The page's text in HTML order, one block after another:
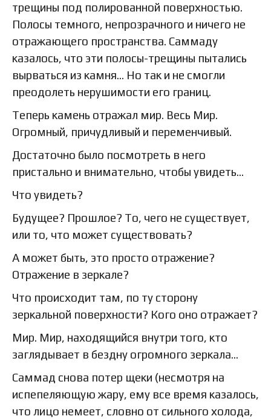
трещины под полированной поверхностью.
Полосы темного, непрозрачного и ничего не
отражающего пространства. Саммаду
казалось, что эти полосы-трещины пытались
вырваться из камня… Но так и не смогли
преодолеть нерушимости его границ.
Теперь камень отражал мир. Весь Мир.
Огромный, причудливый и переменчивый.
Достаточно было посмотреть в него
пристально и внимательно, чтобы увидеть…
Что увидеть?
Будущее? Прошлое? То, чего не существует,
или то, что может существовать?
А может быть, это просто отражение?
Отражение в зеркале?
Что происходит там, по ту сторону
зеркальной поверхности? Кого оно отражает?
Мир. Мир, находящийся внутри того, кто
заглядывает в бездну огромного зеркала…
Саммад снова потер щеки (несмотря на
испепеляющую жару, ему все время казалось,
что лицо немеет, словно от сильного холода,